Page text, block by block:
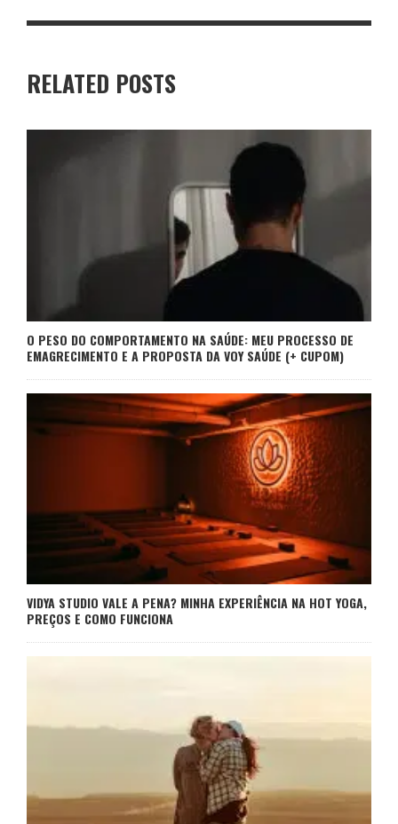
RELATED POSTS
O PESO DO COMPORTAMENTO NA SAÚDE: MEU PROCESSO DE
EMAGRECIMENTO E A PROPOSTA DA VOY SAÚDE (+ CUPOM)
VIDYA STUDIO VALE A PENA? MINHA EXPERIÊNCIA NA HOT YOGA,
PREÇOS E COMO FUNCIONA